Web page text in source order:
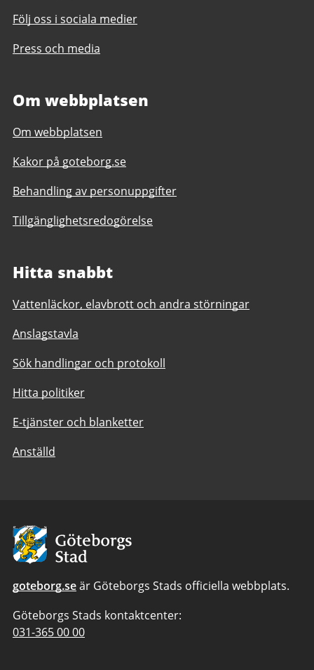
Följ oss i sociala medier
Press och media
Om webbplatsen
Om webbplatsen
Kakor på goteborg.se
Behandling av personuppgifter
Tillgänglighetsredogörelse
Hitta snabbt
Vattenläckor, elavbrott och andra störningar
Anslagstavla
Sök handlingar och protokoll
Hitta politiker
E-tjänster och blanketter
Anställd
Avsändare:
Göteborgs
Stad
goteborg.seär Göteborgs Stads officiella webbplats.
Göteborgs Stads kontaktcenter:
Telefonnummer
031-365 00 00